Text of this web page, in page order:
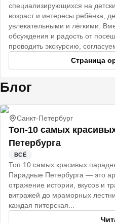
специализирующихся на
возраст и интересы ребёнка,
увлекательными и лёгкими.
обсуждения и радость от
проводить экскурсию,
Страница
Блог
Санкт-Петербург
Топ-10 самых
Петербурга
ВСЁ
Топ 10 самых красивых
Парадные Петербурга — это
отражение истории, вкусов и
витражей до мраморных
каждая питерская...